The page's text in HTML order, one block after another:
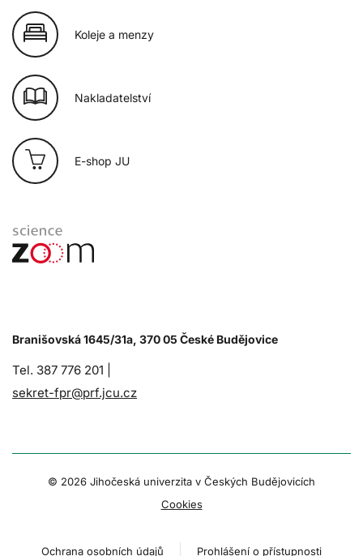
Koleje a menzy
Nakladatelství
E-shop JU
Branišovská 1645/31a, 370 05 České Budějovice
Tel. 387 776 201 |
sekret-fpr@prf.jcu.cz
© 2026 Jihočeská univerzita v Českých Budějovicích
Cookies
Ochrana osobních údajů Prohlášení o přístupnosti